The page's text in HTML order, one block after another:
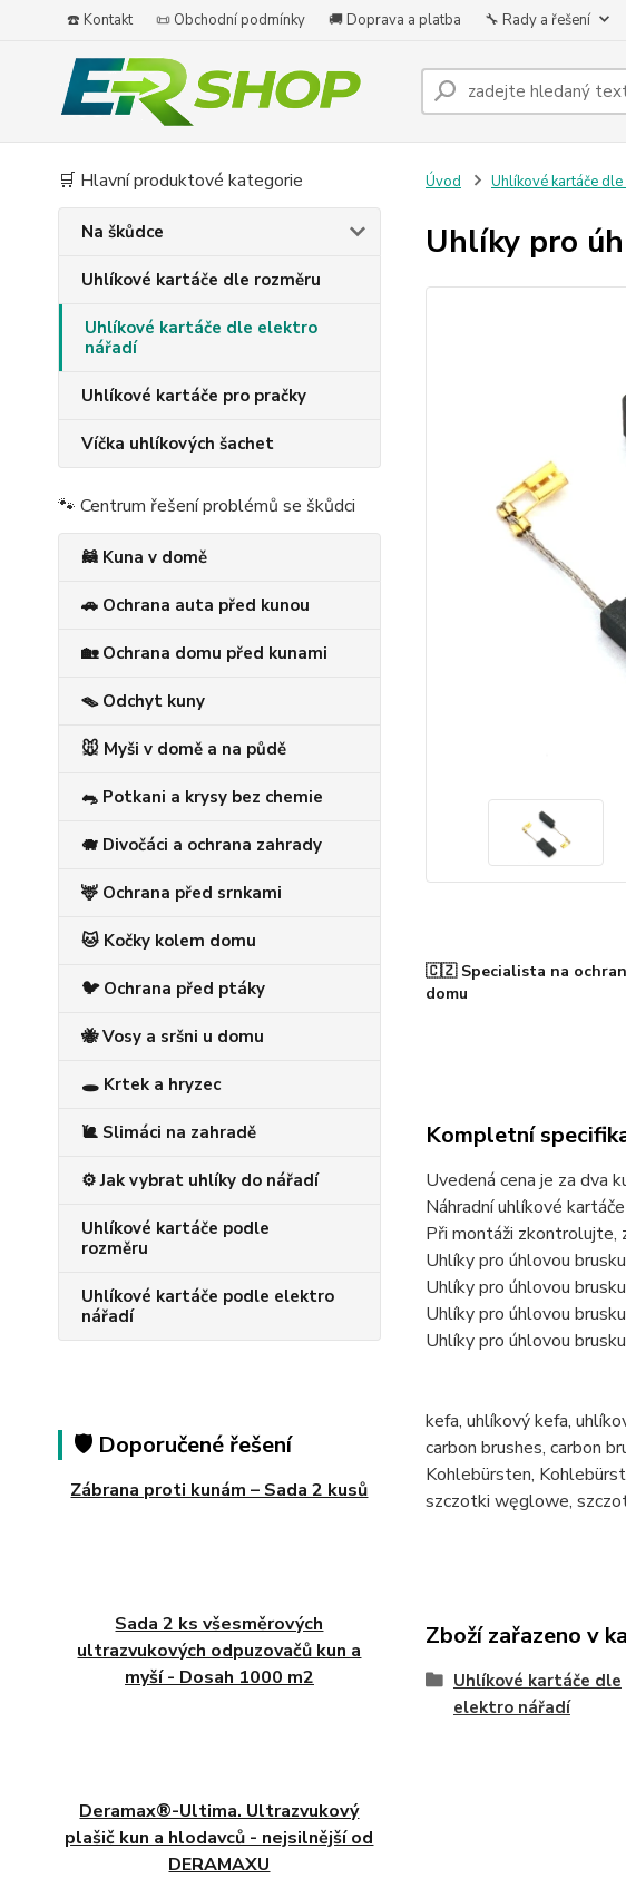
☎️ Kontakt 📜 Obchodní podmínky 🚚 Doprava a platba 🔧 Rady a řešení
🛒 Hlavní produktové kategorie
Na škůdce
Uhlíkové kartáče dle rozměru
Uhlíkové kartáče dle elektro
nářadí
Uhlíkové kartáče pro pračky
Víčka uhlíkových šachet
🐾 Centrum řešení problémů se škůdci
🦝 Kuna v domě
🚗 Ochrana auta před kunou
🏡 Ochrana domu před kunami
🪤 Odchyt kuny
🐭 Myši v domě a na půdě
🐀 Potkani a krysy bez chemie
🐗 Divočáci a ochrana zahrady
🦌 Ochrana před srnkami
🐱 Kočky kolem domu
🐦 Ochrana před ptáky
🐝 Vosy a sršni u domu
🕳️ Krtek a hryzec
🐌 Slimáci na zahradě
⚙️ Jak vybrat uhlíky do nářadí
Uhlíkové kartáče podle
rozměru
Uhlíkové kartáče podle elektro
nářadí
🛡️ Doporučené řešení
Zábrana proti kunám – Sada 2 kusů
Sada 2 ks všesměrových
ultrazvukových odpuzovačů kun a
myší - Dosah 1000 m2
Deramax®-Ultima. Ultrazvukový
plašič kun a hlodavců - nejsilnější od
DERAMAXU
Úvod Uhlíkové kartáče
Uhlíky pro
🇨🇿 Specialista na
domu
Kompletní
Uvedená cena je za dva
Náhradní uhlíkové
Při montáži zkontrolujte,
Uhlíky pro úhlovou
Uhlíky pro úhlovou
Uhlíky pro úhlovou
Uhlíky pro úhlovou
kefa, uhlíkový kefa,
carbon brushes, carbon
Kohlebürsten,
szczotki węglowe,
Zboží zařazeno v
Uhlíkové kartáče dle
elektro nářadí